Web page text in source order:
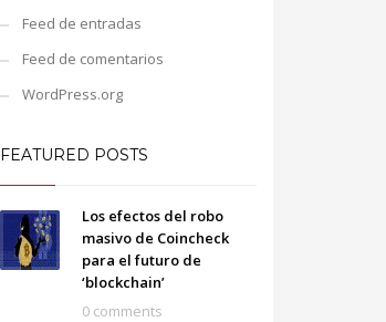
Feed de entradas
Feed de comentarios
WordPress.org
FEATURED POSTS
Los efectos del robo
masivo de Coincheck
para el futuro de
‘blockchain’
0 comments